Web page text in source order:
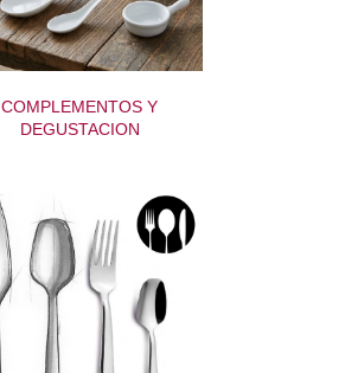
COMPLEMENTOS Y
DEGUSTACION